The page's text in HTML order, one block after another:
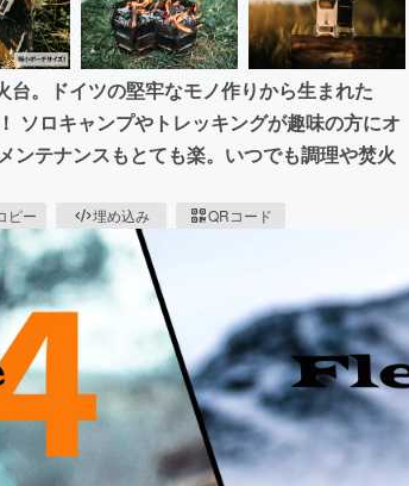
台。ドイツの堅牢なモノ作りから生まれた
ソロキャンプやトレッキングが趣味の方にオ
ンテナンスもとても楽。いつでも調理や焚火
ピー 埋め込み QRコード